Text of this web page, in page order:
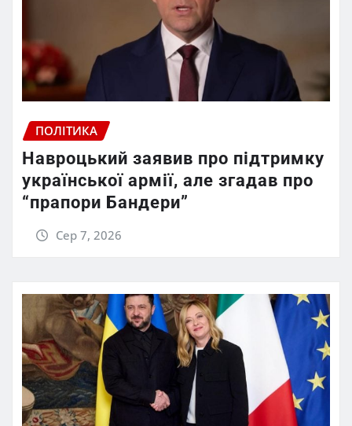
ПОЛІТИКА
Навроцький заявив про підтримку
української армії, але згадав про
“прапори Бандери”
Сер 7, 2026